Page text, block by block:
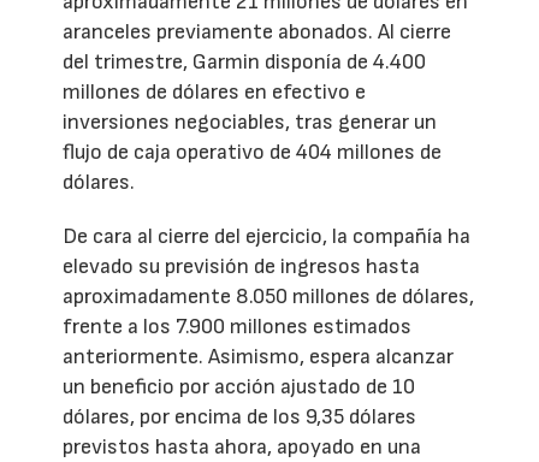
aranceles previamente abonados. Al cierre
del trimestre, Garmin disponía de 4.400
millones de dólares en efectivo e
inversiones negociables, tras generar un
flujo de caja operativo de 404 millones de
dólares.
De cara al cierre del ejercicio, la compañía ha
elevado su previsión de ingresos hasta
aproximadamente 8.050 millones de dólares,
frente a los 7.900 millones estimados
anteriormente. Asimismo, espera alcanzar
un beneficio por acción ajustado de 10
dólares, por encima de los 9,35 dólares
previstos hasta ahora, apoyado en una